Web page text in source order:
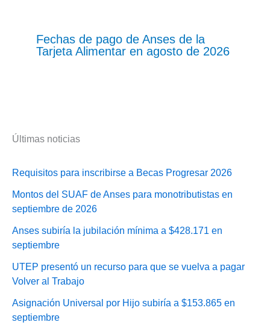
Fechas de pago de Anses de la
Tarjeta Alimentar en agosto de 2026
Últimas noticias
Requisitos para inscribirse a Becas Progresar 2026
Montos del SUAF de Anses para monotributistas en
septiembre de 2026
Anses subiría la jubilación mínima a $428.171 en
septiembre
UTEP presentó un recurso para que se vuelva a pagar
Volver al Trabajo
Asignación Universal por Hijo subiría a $153.865 en
septiembre